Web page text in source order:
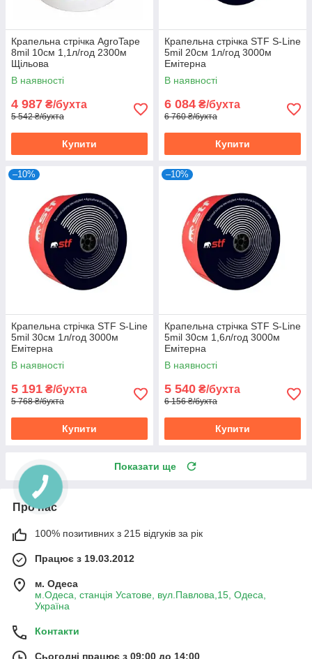
Крапельна стрічка AgroTape
8mil 10см 1,1л/год 2300м
Щільова
В наявності
4 987 ₴/бухта
5 542 ₴/бухта
Купити
Крапельна стрічка STF S-Line
5mil 20см 1л/год 3000м
Емітерна
В наявності
6 084 ₴/бухта
6 760 ₴/бухта
Купити
–10%
Крапельна стрічка STF S-Line
5mil 30см 1л/год 3000м
Емітерна
В наявності
5 191 ₴/бухта
5 768 ₴/бухта
Купити
–10%
Крапельна стрічка STF S-Line
5mil 30см 1,6л/год 3000м
Емітерна
В наявності
5 540 ₴/бухта
6 156 ₴/бухта
Купити
Показати ще
Про нас
100% позитивних з 215 відгуків за рік
Працює з 19.03.2012
м. Одеса
м.Одеса, станція Усатове, вул.Павлова,15, Одеса,
Україна
Контакти
Сьогодні працює з 09:00 до 14:00